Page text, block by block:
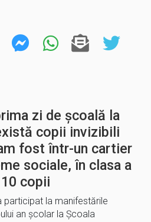
zi de școală la
copii invizibili
fost într-un cartier
sociale, în clasa a
copii
participat la manifestările
an școlar la Școala